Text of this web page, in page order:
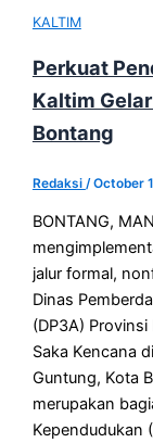
KALTIM
Perkuat
Kaltim
Bontang
Redaksi /October
BONTANG,
jalur formal,
Dinas
(DP3A)
Saka Kencana
Guntung, Kota
merupakan
Kependudukan